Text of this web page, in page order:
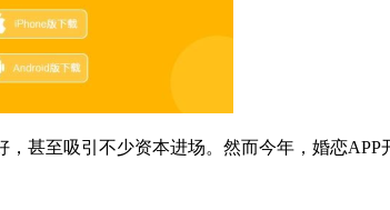
甚至吸引不少资本进场。然而今年，婚恋